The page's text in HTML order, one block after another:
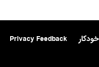
Privacy Feedback